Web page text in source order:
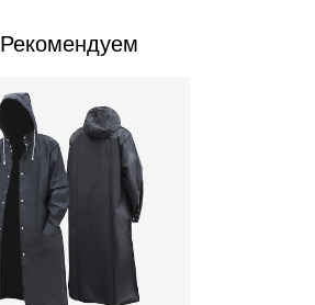
Рекомендуем